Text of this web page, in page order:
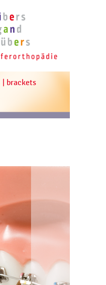
brackets